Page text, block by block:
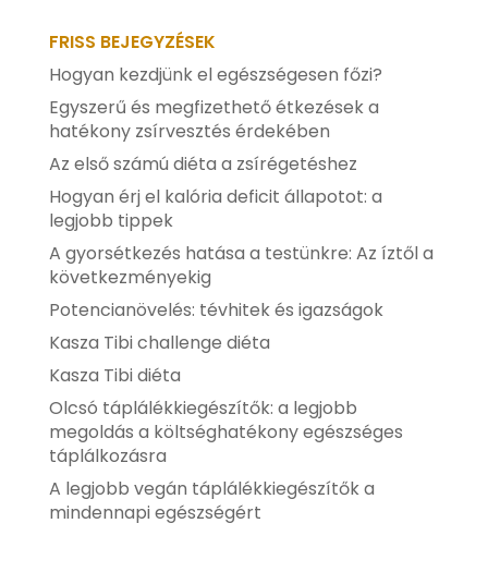
FRISS BEJEGYZÉSEK
Hogyan kezdjünk el egészségesen főzi?
Egyszerű és megfizethető étkezések a
hatékony zsírvesztés érdekében
Az első számú diéta a zsírégetéshez
Hogyan érj el kalória deficit állapotot: a
legjobb tippek
A gyorsétkezés hatása a testünkre: Az íztől a
következményekig
Potencianövelés: tévhitek és igazságok
Kasza Tibi challenge diéta
Kasza Tibi diéta
Olcsó táplálékkiegészítők: a legjobb
megoldás a költséghatékony egészséges
táplálkozásra
A legjobb vegán táplálékkiegészítők a
mindennapi egészségért